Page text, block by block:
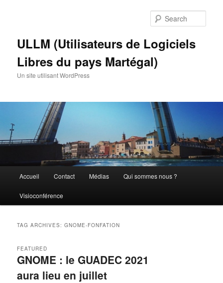
ULLM (Utilisateurs de Logiciels
Libres du pays Martégal)
Un site utilisant WordPress
Accueil Contact Médias Qui sommes nous ?
Visioconférence
TAG ARCHIVES:GNOME-FONFATION
GNOME : le GUADEC 2021
aura lieu en juillet
FEATURED